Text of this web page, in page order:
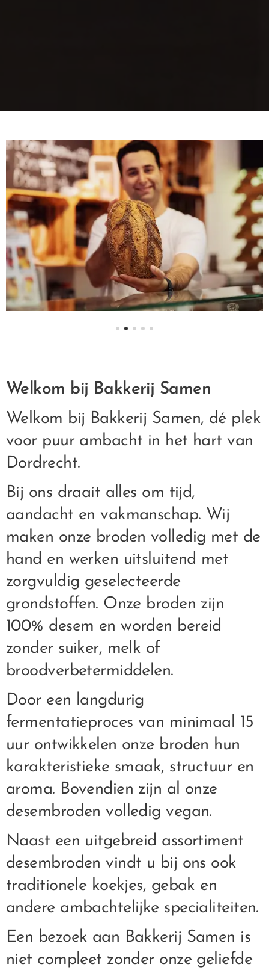
Welkom bij Bakkerij Samen
Welkom bij Bakkerij Samen, dé plek
voor puur ambacht in het hart van
Dordrecht.
Bij ons draait alles om tijd,
aandacht en vakmanschap. Wij
maken onze broden volledig met de
hand en werken uitsluitend met
zorgvuldig geselecteerde
grondstoffen. Onze broden zijn
100% desem en worden bereid
zonder suiker, melk of
broodverbetermiddelen.
Door een langdurig
fermentatieproces van minimaal 15
uur ontwikkelen onze broden hun
karakteristieke smaak, structuur en
aroma. Bovendien zijn al onze
desembroden volledig vegan.
Naast een uitgebreid assortiment
desembroden vindt u bij ons ook
traditionele koekjes, gebak en
andere ambachtelijke specialiteiten.
Een bezoek aan Bakkerij Samen is
niet compleet zonder onze geliefde